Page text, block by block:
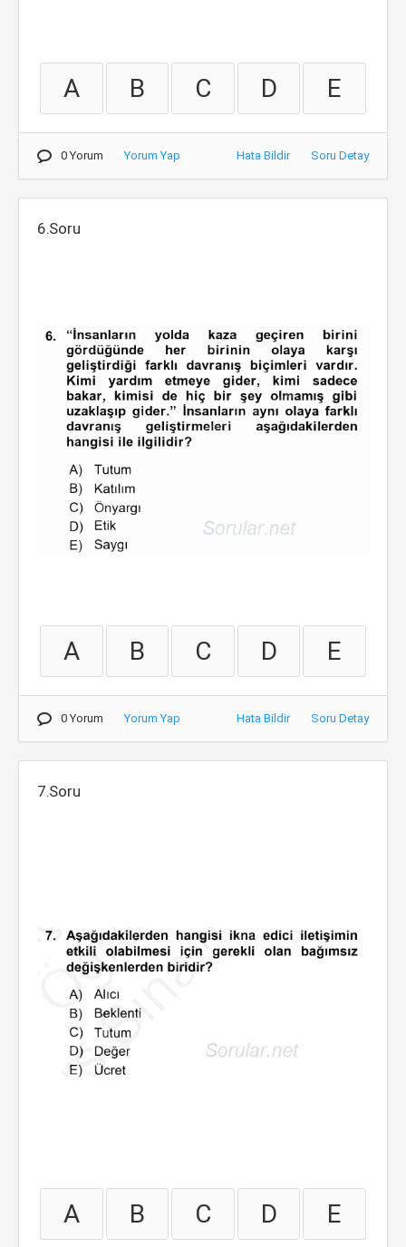
A B C D E
0 Yorum Yorum Yap Hata Bildir Soru Detay
6.Soru
A B C D E
0 Yorum Yorum Yap Hata Bildir Soru Detay
7.Soru
A B C D E